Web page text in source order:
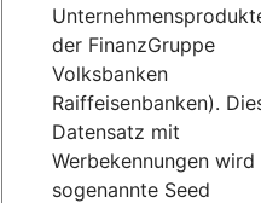
der FinanzGruppe
Volksbanken
Raiffeisenbanken).
Datensatz mit
Werbekennungen wird
sogenannte Seed